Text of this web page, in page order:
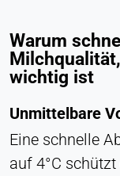
Warum
wichtig ist
Unmittelbare
Eine schnelle
auf 4°C
Zweck:
Statistik
Cookie